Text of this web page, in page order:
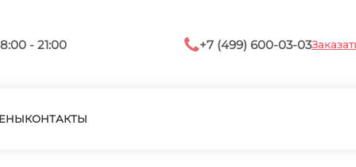
- 21:00 +7 (499) 600-03-03
КОНТАКТЫ